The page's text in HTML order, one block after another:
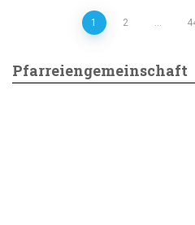
der
1 2
Pfarreiengemeinschaft